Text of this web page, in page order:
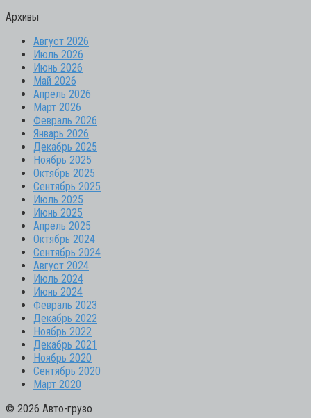
Архивы
Август 2026
Июль 2026
Июнь 2026
Май 2026
Апрель 2026
Март 2026
Февраль 2026
Январь 2026
Декабрь 2025
Ноябрь 2025
Октябрь 2025
Сентябрь 2025
Июль 2025
Июнь 2025
Апрель 2025
Октябрь 2024
Сентябрь 2024
Август 2024
Июль 2024
Июнь 2024
Февраль 2023
Декабрь 2022
Ноябрь 2022
Декабрь 2021
Ноябрь 2020
Сентябрь 2020
Март 2020
© 2026 Авто-грузо